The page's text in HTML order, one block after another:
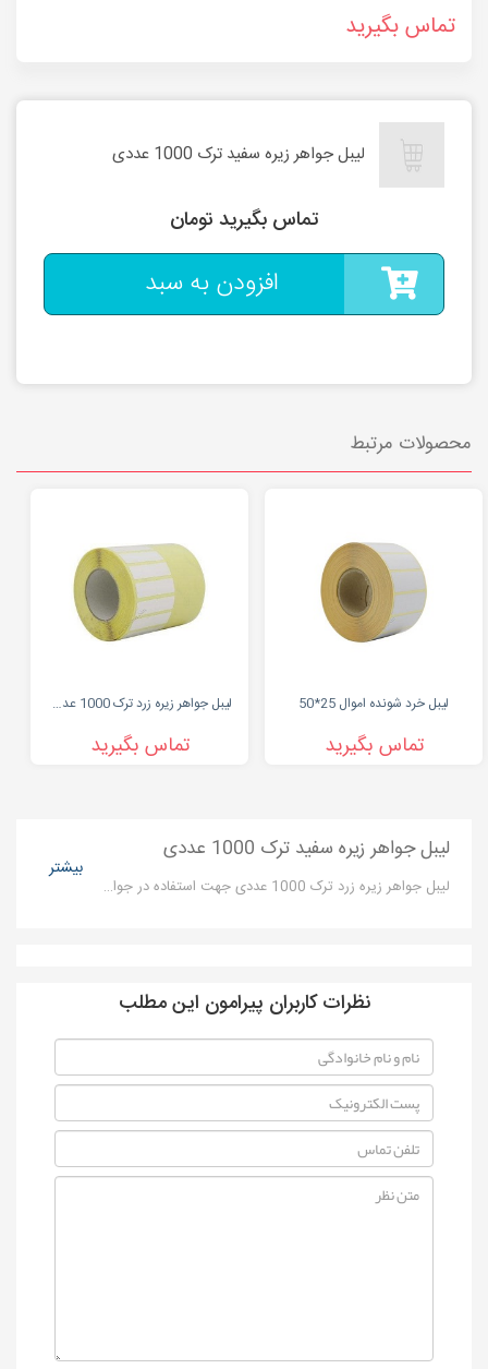
تماس بگیرید
لیبل جواهر زیره سفید ترک 1000 عددی
تماس بگیرید تومان
افزودن به سبد
محصولات مرتبط
لیبل خرد شونده اموال 25*50
تماس بگیرید
لیبل جواهر زیره زرد ترک 1000 عددی
تماس بگیرید
لیبل جواهر زیره سفید ترک 1000 عددی
لیبل جواهر زیره زرد ترک 1000 عددی جهت استفاده در جواهر فروشی ها و ....
بیشتر
نظرات کاربران پیرامون این مطلب